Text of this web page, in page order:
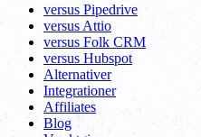
versus Pipedrive
versus Attio
versus Folk CRM
versus Hubspot
Alternativer
Integrationer
Affiliates
Blog